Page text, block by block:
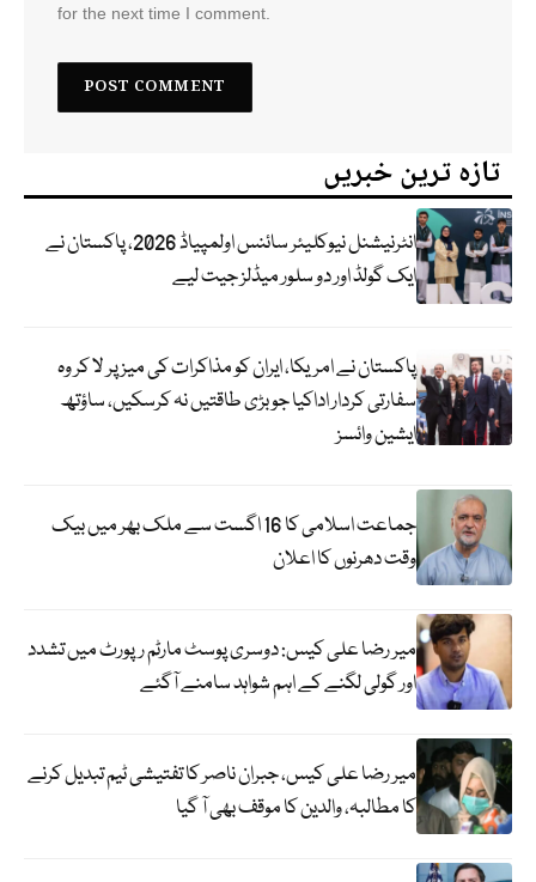
for the next time I comment.
تازہ ترین خبریں
انٹرنیشنل نیوکلیئر سائنس اولمپیاڈ 2026، پاکستان نے
ایک گولڈ اور دو سلور میڈلز جیت لیے
پاکستان نے امریکا، ایران کو مذاکرات کی میز پر لا کر وہ
سفارتی کردار اداکیا جو بڑی طاقتیں نہ کرسکیں، ساؤتھ
ایشین وائسز
جماعت اسلامی کا 16 اگست سے ملک بھر میں بیک
وقت دھرنوں کا اعلان
میر رضا علی کیس: دوسری پوسٹ مارٹم رپورٹ میں تشدد
اور گولی لگنے کے اہم شواہد سامنے آگئے
میر رضا علی کیس، جبران ناصر کا تفتیشی ٹیم تبدیل کرنے
کا مطالبہ، والدین کا موقف بھی آ گیا